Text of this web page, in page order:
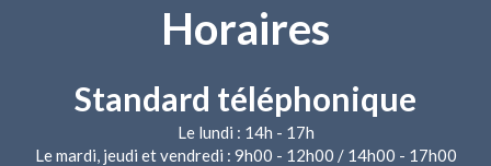
Horaires
Standard téléphonique
Le lundi : 14h - 17h
Le mardi, jeudi et vendredi : 9h00 - 12h00 / 14h00 - 17h00